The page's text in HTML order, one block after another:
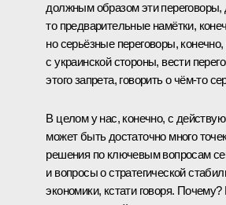
должным образом эти переговоры,
то предварительные намётки,
но серьёзные переговоры,
с украинской стороны, вести
этого запрета, говорить о чём-то
В целом у нас, конечно, с
может быть достаточно много
решения по ключевым вопросам
и вопросы о стратегической
экономики, кстати говоря.